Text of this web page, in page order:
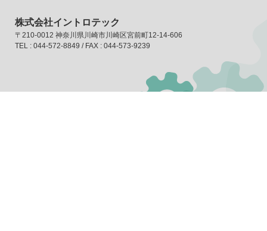
株式会社イントロテック
〒210-0012 神奈川県川崎市川崎区宮前町12-14-606
TEL : 044-572-8849 / FAX : 044-573-9239